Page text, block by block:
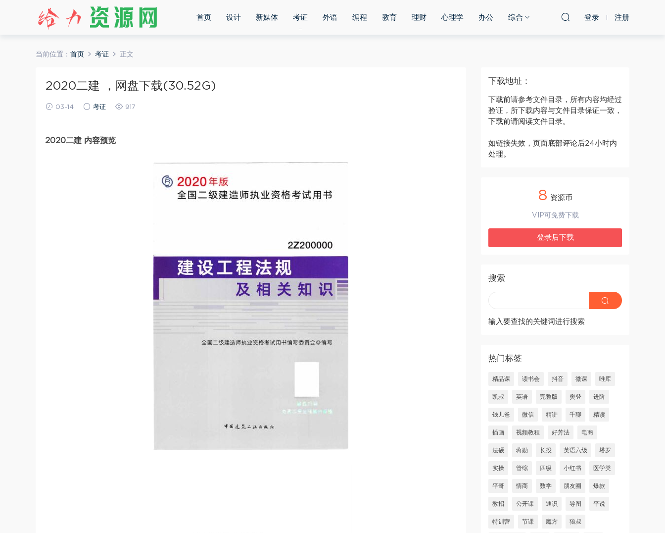
首页 设计 新媒体 考证 外语 编程 教育 理财 心理学 办公 综合 登录 注册
当前位置： 首页 考证 正文
2020二建 ，网盘下载(30.52G)
03-14 考证 917
2020二建 内容预览
下载地址：
下载前请参考文件目录，所有内容均经过
验证，所下载内容与文件目录保证一致，
下载前请阅读文件目录。
如链接失效，页面底部评论后24小时内
处理。
8 资源币
VIP可免费下载
登录后下载
搜索
输入要查找的关键词进行搜索
热门标签
精品课 读书会 抖音 微课 唯库
凯叔 英语 完整版 樊登 进阶
钱儿爸 微信 精讲 千聊 精读
插画 视频教程 好芳法 电商
法硕 蒋勋 长投 英语六级 塔罗
实操 管综 四级 小红书 医学类
平哥 情商 数学 朋友圈 爆款
教招 公开课 通识 导图 平说
特训营 节课 魔方 狼叔